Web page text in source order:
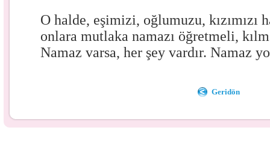
O halde, eşimizi, oğlumuzu, kızımızı
onlara mutlaka namazı öğretmeli,
Namaz varsa, her şey vardır. Namaz
Geridön